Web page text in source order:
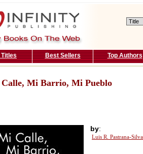
Titles Best Sellers Top Authors
Mi Barrio, Mi Pueblo
by:
Luis R. Pastrana-